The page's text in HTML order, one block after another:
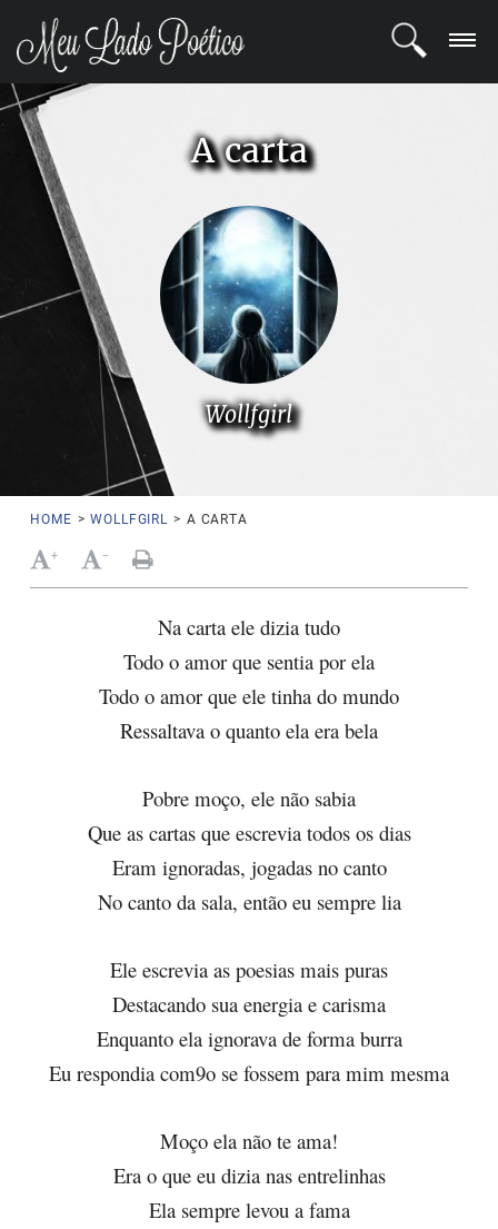
REGISTRO
POETAS
COMUNIDADE
A carta
Wollfgirl
HOME > WOLLFGIRL > A CARTA
+ -
Na carta ele dizia tudo
Todo o amor que sentia por ela
Todo o amor que ele tinha do mundo
Ressaltava o quanto ela era bela
Pobre moço, ele não sabia
Que as cartas que escrevia todos os dias
Eram ignoradas, jogadas no canto
No canto da sala, então eu sempre lia
Ele escrevia as poesias mais puras
Destacando sua energia e carisma
Enquanto ela ignorava de forma burra
Eu respondia com9o se fossem para mim mesma
Moço ela não te ama!
Era o que eu dizia nas entrelinhas
Ela sempre levou a fama